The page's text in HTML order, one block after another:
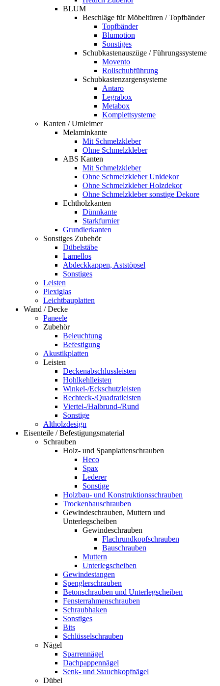
BLUM
Beschläge für Möbeltüren / Topfbänder
Topfbänder
Blumotion
Sonstiges
Schubkastenauszüge / Führungssysteme
Movento
Rollschubführung
Schubkastenzargensysteme
Antaro
Legrabox
Metabox
Komplettsysteme
Kanten / Umleimer
Melaminkante
Mit Schmelzkleber
Ohne Schmelzkleber
ABS Kanten
Mit Schmelzkleber
Ohne Schmelzkleber Unidekor
Ohne Schmelzkleber Holzdekor
Ohne Schmelzkleber sonstige Dekore
Echtholzkanten
Dünnkante
Starkfurnier
Grundierkanten
Sonstiges Zubehör
Dübelstäbe
Lamellos
Abdeckkappen, Aststöpsel
Sonstiges
Leisten
Plexiglas
Leichtbauplatten
Wand / Decke
Paneele
Zubehör
Beleuchtung
Befestigung
Akustikplatten
Leisten
Deckenabschlussleisten
Hohlkehlleisten
Winkel-/Eckschutzleisten
Rechteck-/Quadratleisten
Viertel-/Halbrund-/Rund
Sonstige
Altholzdesign
Eisenteile / Befestigungsmaterial
Schrauben
Holz- und Spanplattenschrauben
Heco
Spax
Lederer
Sonstige
Holzbau- und Konstruktionsschrauben
Trockenbauschrauben
Gewindeschrauben, Muttern und
Unterlegscheiben
Gewindeschrauben
Flachrundkopfschrauben
Bauschrauben
Muttern
Unterlegscheiben
Gewindestangen
Spenglerschrauben
Betonschrauben und Unterlegscheiben
Fensterrahmenschrauben
Schraubhaken
Sonstiges
Bits
Schlüsselschrauben
Nägel
Sparrennägel
Dachpappennägel
Senk- und Stauchkopfnägel
Dübel